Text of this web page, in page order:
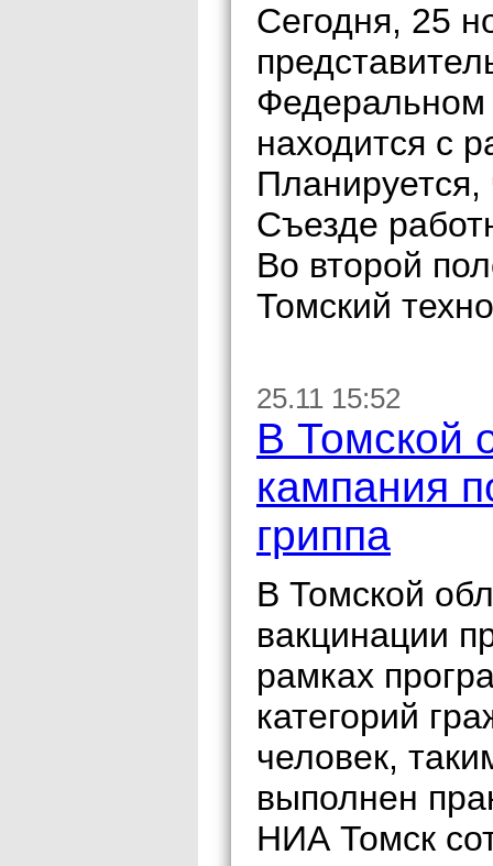
Сегодня, 25
Федеральном
находится с
Планируется,
Съезде
Во второй
Томский
25.11 15:52
В Томской
кампания
гриппа
В Томской
вакцинации
рамках
категорий
человек,
выполнен
НИА Томск